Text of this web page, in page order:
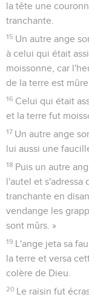
la tête une
tranchante.
15 Un autre ange
à celui qui était
moissonne, car
de la terre est
16 Celui qui était
et la terre fut
17 Un autre ange
lui aussi une
18 Puis un autre
l'autel et s'adressa
tranchante en
vendange les
sont mûrs. »
19 L'ange jeta sa
la terre et versa
colère de Dieu.
20 Le raisin fut